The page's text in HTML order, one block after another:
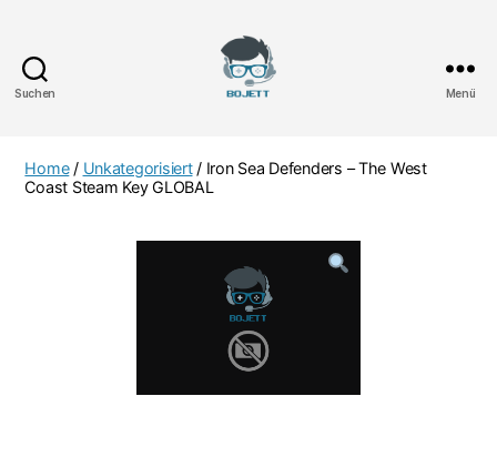
Suchen Menü
Home/ Unkategorisiert/ Iron Sea Defenders – The West
Coast Steam Key GLOBAL